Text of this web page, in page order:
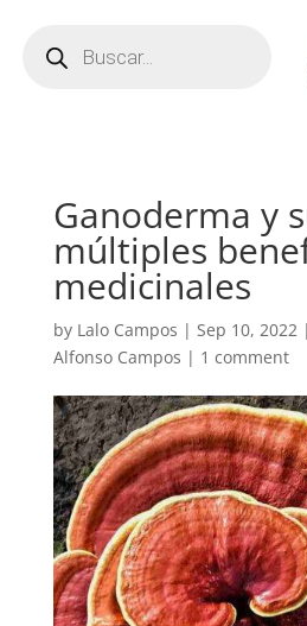
productos
Ganoderma y
múltiples
medicinales
by Lalo Campos | Sep 10, 2022|
Alfonso Campos | 1 comment